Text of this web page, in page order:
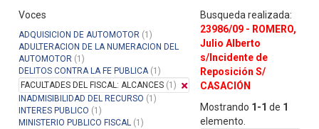
Manual del Usuario
Voces
ADQUISICION DE AUTOMOTOR (1)
ADULTERACION DE LA NUMERACION DEL
AUTOMOTOR (1)
DELITOS CONTRA LA FE PUBLICA(1)
FACULTADES DEL FISCAL: ALCANCES (1)
INADMISIBILIDAD DEL RECURSO (1)
INTERES PUBLICO (1)
MINISTERIO PUBLICO FISCAL (1)
Busqueda realizada:
23986/09 - ROMERO,
Julio Alberto
s/Incidente de
Reposición S/
CASACIÓN
Mostrando 1-1 de 1
elemento.